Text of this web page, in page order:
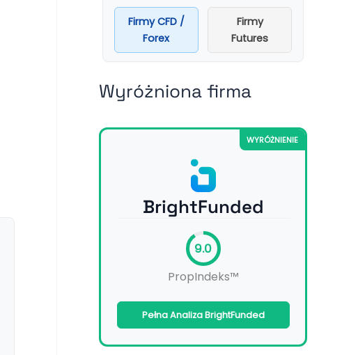
Firmy CFD /
Forex
Firmy
Futures
Wyróżniona firma
WYRÓŻNIENIE
BrightFunded
9.0
PropIndeks™
Pełna Analiza BrightFunded